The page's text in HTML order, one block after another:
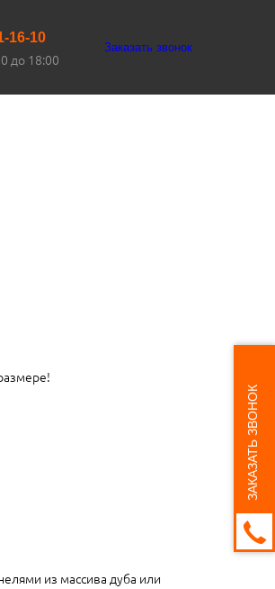
16-10
до 18:00
Заказать звонок
из массива дуба или
ЗАКАЗАТЬ ЗВОНОК